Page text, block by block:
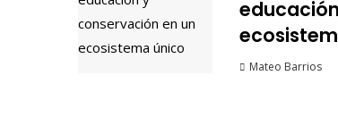
Mateo Barrios